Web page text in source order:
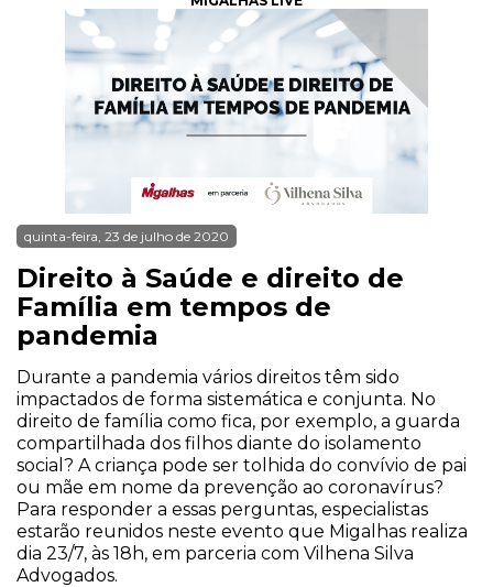
quinta-feira, 23 de julho de 2020
Direito à Saúde e direito de
Família em tempos de
pandemia
Durante a pandemia vários direitos têm sido
impactados de forma sistemática e conjunta. No
direito de família como fica, por exemplo, a guarda
compartilhada dos filhos diante do isolamento
social? A criança pode ser tolhida do convívio de pai
ou mãe em nome da prevenção ao coronavírus?
Para responder a essas perguntas, especialistas
estarão reunidos neste evento que Migalhas realiza
dia 23/7, às 18h, em parceria com Vilhena Silva
Advogados.